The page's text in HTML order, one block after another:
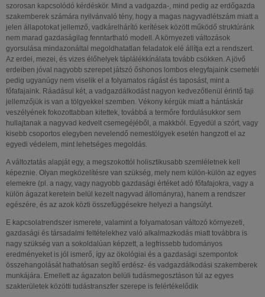
szorosan kapcsolódó kérdéskör. Mind a vadgazda-, mind pedig az erdőgazda
szakemberek számára nyilvánvaló tény, hogy a magas nagyvadlétszám miatt a
jelen állapotokat jellemző, vadkárelhárító kerítések között működő struktúránk
nem marad gazdaságilag fenntartható modell. A környezeti változások
gyorsulása mindazonáltal megoldhatatlan feladatok elé állítja ezt a rendszert.
Az erdei, mezei, és vizes élőhelyek táplálékkínálata tovább csökken. A jövő
erdeiben jóval nagyobb szerepet játszó őshonos lombos elegyfajaink csemetéi
pedig ugyanúgy nem viselik el a folyamatos rágást és taposást, mint a
főfafajaink. Ráadásul két, a vadgazdálkodást nagyon kedvezőtlenül érintő faji
jellemzőjük is van a tölgyekkel szemben. Vékony kérgük miatt a hántáskár
veszélyének fokozottabban kitettek, továbbá a termőre fordulásukkor sem
hullajtanak a nagyvad kedvelt csemegéjéből, a makkból. Egyedül a szórt, vagy
kisebb csoportos elegyben nevelendő nemestölgyek esetén hangzott el az
egyedi védelem, mint lehetséges megoldás.
A változtatás alapját egy, a megszokottól holisztikusabb szemléletnek kell
képeznie. Olyan megközelítésre van szükség, mely nem külön-külön az egyes
elemekre (pl. a nagy, vagy nagyobb gazdasági értéket adó főfafajokra, vagy a
külön ágazat keretein belül kezelt nagyvad állományra), hanem a rendszer
egészére, és az azok közti összefüggésekre helyezi a hangsúlyt.
E kapcsolatrendszer ismerete, valamint a folyamatosan változó környezeti,
gazdasági és társadalmi feltételekhez való alkalmazkodás miatt továbbra is
nagy szükség van a sokoldalúan képzett, a legfrissebb tudományos
eredményeket is jól ismerő, így az ökológiai és a gazdasági szempontok
összehangolását hathatósan segítő erdész- és vadgazdálkodási szakemberek
munkájára. Emellett az ágazaton belüli tudásmegosztáson túl az egyes
szakterületek közötti tudástranszfer szerepe is felértékelődik